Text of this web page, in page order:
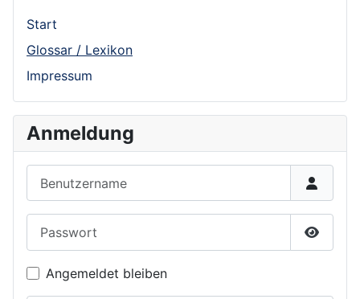
Start
Glossar / Lexikon
Impressum
Anmeldung
Show
Angemeldet bleiben